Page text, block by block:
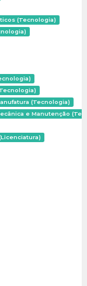
(Tecnologia)
(Tecnologia)
e Manutenção